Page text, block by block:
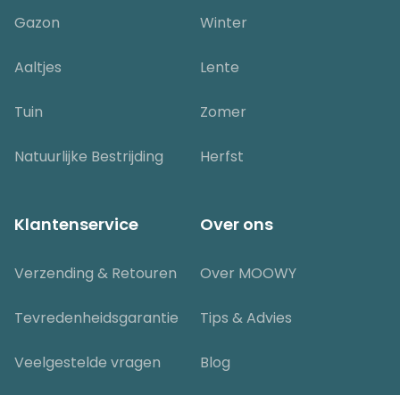
Gazon
Aaltjes
Tuin
Natuurlijke Bestrijding
Winter
Lente
Zomer
Herfst
Klantenservice
Verzending & Retouren
Tevredenheidsgarantie
Veelgestelde vragen
Over ons
Over MOOWY
Tips & Advies
Blog